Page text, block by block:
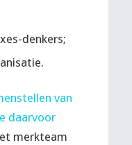
denkers;
van
daarvoor
merkteam